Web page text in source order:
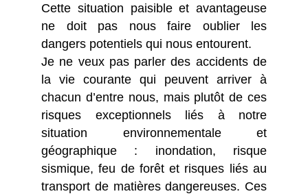
Cette situation paisible et avantageuse
ne doit pas nous faire oublier les
dangers potentiels qui nous entourent.
Je ne veux pas parler des accidents de
la vie courante qui peuvent arriver à
chacun d’entre nous, mais plutôt de ces
risques exceptionnels liés à notre
situation environnementale et
géographique : inondation, risque
sismique, feu de forêt et risques liés au
transport de matières dangereuses. Ces